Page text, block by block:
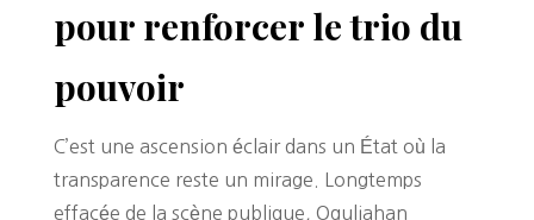
pour renforcer le trio du
pouvoir
C’est une ascension éclair dans un État où la
transparence reste un mirage. Longtemps
effacée de la scène publique, Oguljahan